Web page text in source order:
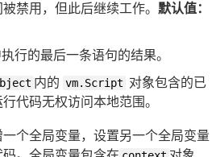
禁用，但此后继续工作。 默认值：
行的最后一条语句的结果。
内的 vm.Script 对象包含的已
代码无权访问本地范围。
个全局变量，设置另一个全局变量